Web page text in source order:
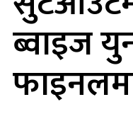
ब्वाइज